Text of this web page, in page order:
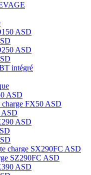
ASD
ASD
intégré
ASD
FX50 ASD
ASD
ASD
charge SX290FC ASD
SZ290FC ASD
ASD